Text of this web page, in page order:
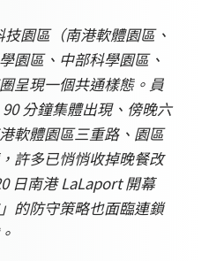
園區（南港軟體園區、
園區、中部科學園區、
呈現一個共通樣態。員
分鐘集體出現、傍晚六
軟體園區三重路、園區
許多已悄悄收掉晚餐改
日南港 LaLaport 開幕
的防守策略也面臨連鎖